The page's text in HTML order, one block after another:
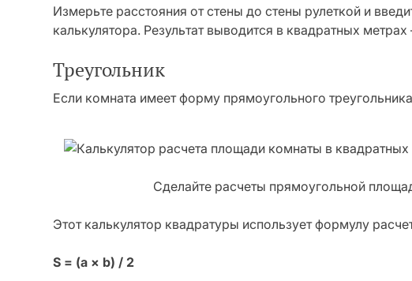
Измерьте расстояния от стены до стены рулеткой и
калькулятора. Результат выводится в квадратных
Треугольник
Если комната имеет форму прямоугольного
Сделайте расчеты прямоугольной
Этот калькулятор квадратуры использует формулу
S = (a × b) / 2